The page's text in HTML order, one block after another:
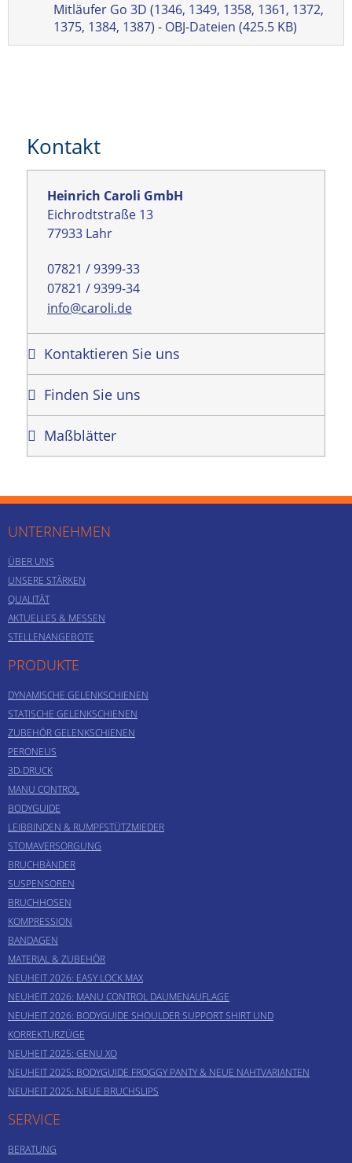
Mitläufer Go 3D (1346, 1349, 1358, 1361, 1372,
1375, 1384, 1387) - OBJ-Dateien (425.5 KB)
Kontakt
Heinrich Caroli GmbH
Eichrodtstraße 13
77933 Lahr
07821 / 9399-33
07821 / 9399-34
info@caroli.de
Kontaktieren Sie uns
Finden Sie uns
Maßblätter
UNTERNEHMEN
ÜBER UNS
UNSERE STÄRKEN
QUALITÄT
AKTUELLES & MESSEN
STELLENANGEBOTE
PRODUKTE
DYNAMISCHE GELENKSCHIENEN
STATISCHE GELENKSCHIENEN
ZUBEHÖR GELENKSCHIENEN
PERONEUS
3D-DRUCK
MANU CONTROL
BODYGUIDE
LEIBBINDEN & RUMPFSTÜTZMIEDER
STOMAVERSORGUNG
BRUCHBÄNDER
SUSPENSOREN
BRUCHHOSEN
KOMPRESSION
BANDAGEN
MATERIAL & ZUBEHÖR
NEUHEIT 2026: EASY LOCK MAX
NEUHEIT 2026: MANU CONTROL DAUMENAUFLAGE
NEUHEIT 2026: BODYGUIDE SHOULDER SUPPORT SHIRT UND
KORREKTURZÜGE
NEUHEIT 2025: GENU XO
NEUHEIT 2025: BODYGUIDE FROGGY PANTY & NEUE NAHTVARIANTEN
NEUHEIT 2025: NEUE BRUCHSLIPS
SERVICE
BERATUNG